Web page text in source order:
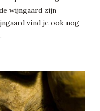
wijngaard zijn
vind je ook nog